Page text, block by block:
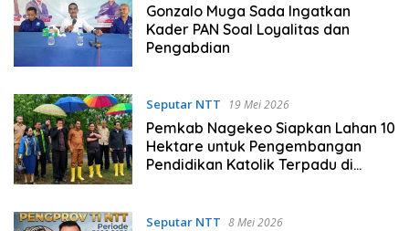
Gonzalo Muga Sada Ingatkan
Kader PAN Soal Loyalitas dan
Pengabdian
Seputar NTT 19 Mei 2026
Pemkab Nagekeo Siapkan Lahan 10
Hektare untuk Pengembangan
Pendidikan Katolik Terpadu di
Seputar NTT 8 Mei 2026